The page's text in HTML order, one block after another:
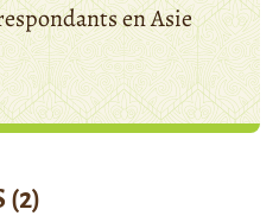
en Asie
(2)